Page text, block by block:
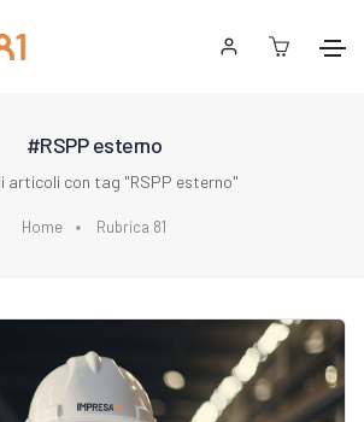
#RSPP esterno
articoli con tag "RSPP esterno"
Home Rubrica 81